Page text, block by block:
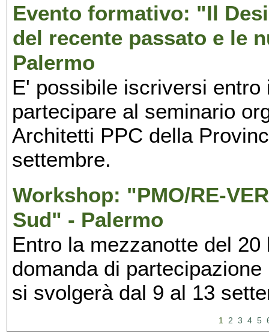
Evento formativo: "Il
del recente passato e le
Palermo
E' possibile iscriversi
partecipare al seminario
Architetti PPC della
settembre.
Workshop: "PMO/RE-
Sud" - Palermo
Entro la mezzanotte del
domanda di
si svolgerà dal 9 al 13
1 2 3 4 5